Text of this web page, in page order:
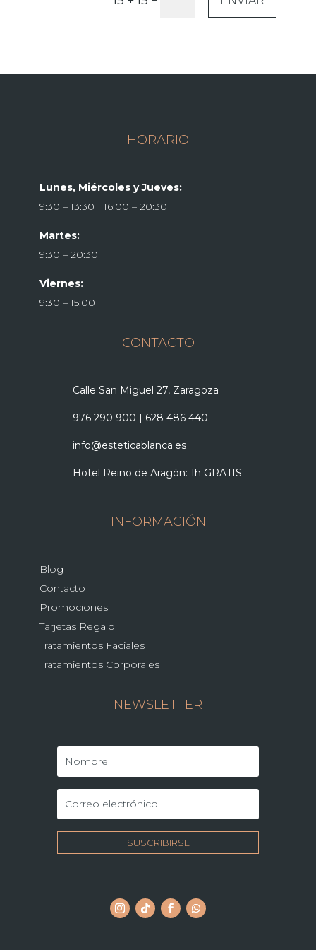
HORARIO
Lunes, Miércoles y Jueves:
9:30 – 13:30 | 16:00 – 20:30
Martes:
9:30 – 20:30
Viernes:
9:30 – 15:00
CONTACTO
Calle San Miguel 27, Zaragoza
976 290 900 | 628 486 440
info@esteticablanca.es
Hotel Reino de Aragón: 1h GRATIS
INFORMACIÓN
Blog
Contacto
Promociones
Tarjetas Regalo
Tratamientos Faciales
Tratamientos Corporales
NEWSLETTER
SUSCRIBIRSE